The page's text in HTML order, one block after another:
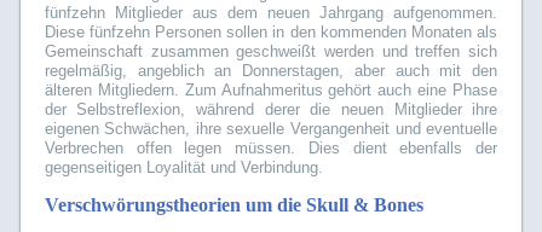
fünfzehn Mitglieder aus dem neuen Jahrgang aufgenommen.
Diese fünfzehn Personen sollen in den kommenden Monaten als
Gemeinschaft zusammen geschweißt werden und treffen sich
regelmäßig, angeblich an Donnerstagen, aber auch mit den
älteren Mitgliedern. Zum Aufnahmeritus gehört auch eine Phase
der Selbstreflexion, während derer die neuen Mitglieder ihre
eigenen Schwächen, ihre sexuelle Vergangenheit und eventuelle
Verbrechen offen legen müssen. Dies dient ebenfalls der
gegenseitigen Loyalität und Verbindung.
Verschwörungstheorien um die Skull & Bones